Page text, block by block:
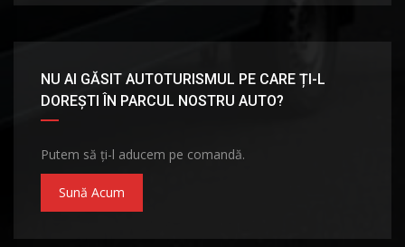
NU AI GĂSIT AUTOTURISMUL PE CARE ȚI-L
DOREȘTI ÎN PARCUL NOSTRU AUTO?
Putem să ți-l aducem pe comandă.
Sună Acum